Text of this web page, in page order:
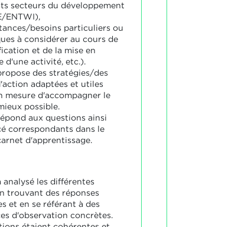
secteurs du développement
ENTWI),
besoins particuliers ou
à considérer au cours de
et de la mise en
d'une activité, etc.).
des stratégies/des
adaptées et utiles
mesure d'accompagner le
possible.
aux questions ainsi
correspondants dans le
d'apprentissage.
analysé les différentes
trouvant des réponses
et en se référant à des
d'observation concrètes.